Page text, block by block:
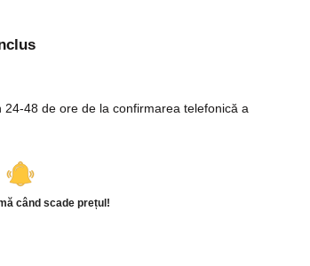
48 de ore de la confirmarea telefonică a
când scade prețul!